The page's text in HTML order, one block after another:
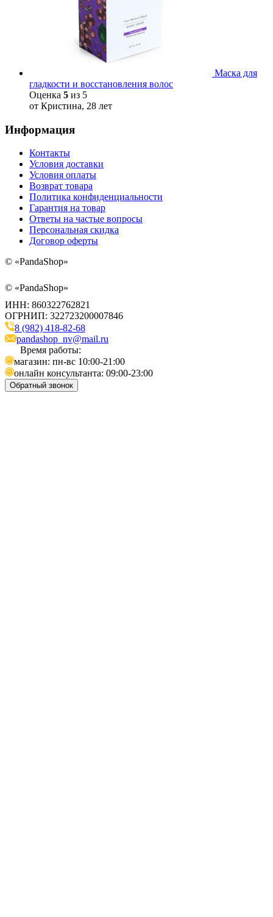
Маска для
гладкости и восстановления волос
Оценка 5 из 5
от Кристина, 28 лет
Информация
Контакты
Условия доставки
Условия оплаты
Возврат товара
Политика конфиденциальности
Гарантия на товар
Ответы на частые вопросы
Персональная скидка
Договор оферты
© «PandaShop»
© «PandaShop»
ИНН: 860322762821
ОГРНИП: 322723200007846
8 (982) 418-82-68
pandashop_nv@mail.ru
Время работы:
магазин: пн-вс 10:00-21:00
онлайн консультанта: 09:00-23:00
Обратный звонок